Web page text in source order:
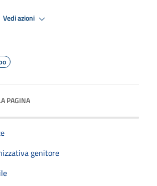
Vedi azioni
PAGINA
genitore